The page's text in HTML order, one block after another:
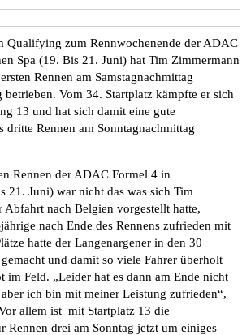
Qualifying zum Rennwochenende der ADAC
Spa (19. Bis 21. Juni) hat Tim Zimmermann
Rennen am Samstagnachmittag
betrieben. Vom 34. Startplatz kämpfte er sich
13 und hat sich damit eine gute
dritte Rennen am Sonntagnachmittag
Rennen der ADAC Formel 4 in
21. Juni) war nicht das was sich Tim
Abfahrt nach Belgien vorgestellt hatte,
nach Ende des Rennens zufrieden mit
hatte der Langenargener in den 30
und damit so viele Fahrer überholt
im Feld. „Leider hat es dann am Ende nicht
ich bin mit meiner Leistung zufrieden“,
allem ist mit Startplatz 13 die
Rennen drei am Sonntag jetzt um einiges